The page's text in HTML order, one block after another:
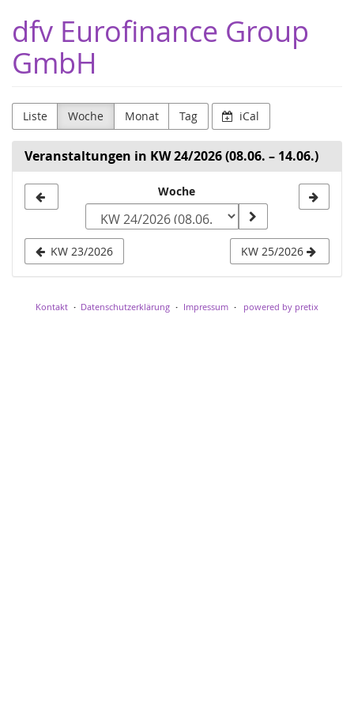
Haupt-
Inhalt
springen
dfv Eurofinance Group
GmbH
Liste Woche Monat Tag iCal
Veranstaltungen in KW 24/2026 (08.06. – 14.06.)
zur
Anzeige
auswählen
Woche
KW 23/2026 KW 25/2026
Kontakt Datenschutzerklärung Impressum powered by pretix